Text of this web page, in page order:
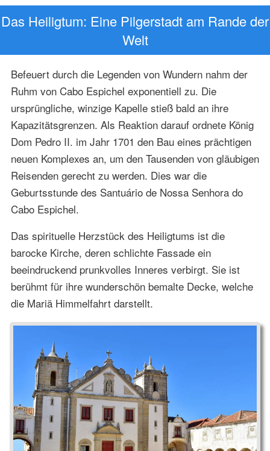
Das Heiligtum: Eine Pilgerstadt am Rande der
Welt
Befeuert durch die Legenden von Wundern nahm der
Ruhm von Cabo Espichel exponentiell zu. Die
ursprüngliche, winzige Kapelle stieß bald an ihre
Kapazitätsgrenzen. Als Reaktion darauf ordnete König
Dom Pedro II. im Jahr 1701 den Bau eines prächtigen
neuen Komplexes an, um den Tausenden von gläubigen
Reisenden gerecht zu werden. Dies war die
Geburtsstunde des Santuário de Nossa Senhora do
Cabo Espichel.
Das spirituelle Herzstück des Heiligtums ist die
barocke Kirche, deren schlichte Fassade ein
beeindruckend prunkvolles Inneres verbirgt. Sie ist
berühmt für ihre wunderschön bemalte Decke, welche
die Mariä Himmelfahrt darstellt.